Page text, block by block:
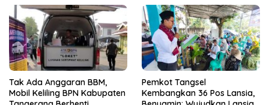
Tak Ada Anggaran BBM,
Mobil Keliling BPN Kabupaten
Pemkot Tangsel
Kembangkan 36 Pos Lansia,